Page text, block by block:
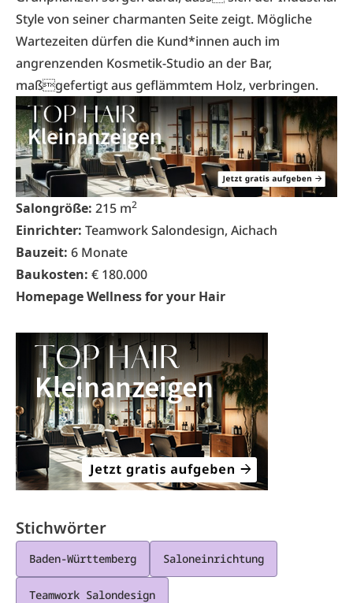
Style von seiner charmanten Seite zeigt. Mögliche
Wartezeiten dürfen die Kund*innen auch im
angrenzenden Kosmetik-Studio an der Bar,
maßgefertigt­ aus­ geflämmtem­ Holz,­ verbringen.
Salongröße: 215 m2
Einrichter: Teamwork Salondesign, Aichach
Bauzeit: 6 Monate
Baukosten: € 180.000
Homepage Wellness for your Hair
Stichwörter
Baden-Württemberg Saloneinrichtung
Teamwork Salondesign